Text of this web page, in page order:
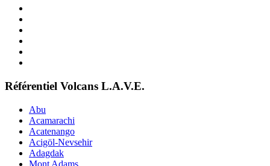
Référentiel Volcans L.A.V.E.
Abu
Acamarachi
Acatenango
Acigöl-Nevsehir
Adagdak
Mont Adams